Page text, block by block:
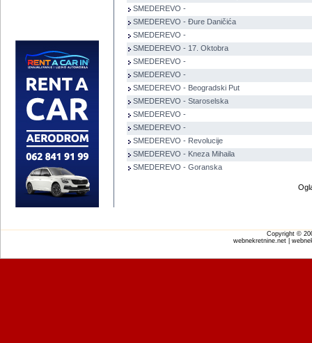
SMEDEREVO -
SMEDEREVO - Đure Daničića
SMEDEREVO -
SMEDEREVO - 17. Oktobra
SMEDEREVO -
SMEDEREVO -
SMEDEREVO - Beogradski Put
SMEDEREVO - Staroselska
SMEDEREVO -
SMEDEREVO -
SMEDEREVO - Revolucije
SMEDEREVO - Kneza Mihaila
SMEDEREVO - Goranska
Copyright ©
webnekretnine.net |